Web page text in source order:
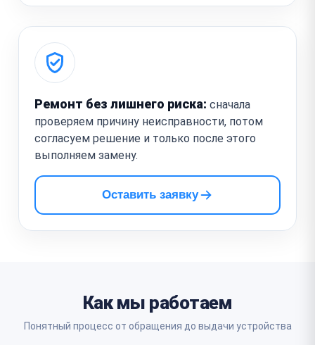
Ремонт без лишнего риска: сначала
проверяем причину неисправности, потом
согласуем решение и только после этого
выполняем замену.
Оставить заявку
Как мы работаем
Понятный процесс от обращения до выдачи устройства